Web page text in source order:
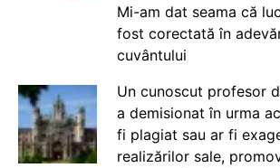
Mi-am dat seama că
fost corectată în
cuvântului
Un cunoscut profesor
a demisionat în urma
fi plagiat sau ar fi
realizărilor sale,